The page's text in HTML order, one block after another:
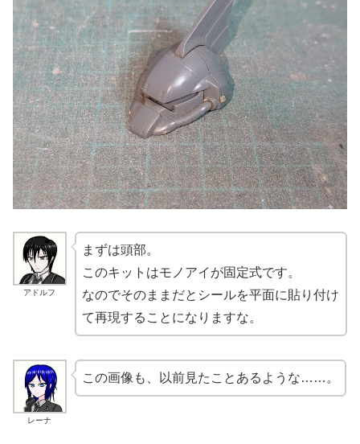
アドルフ
まずは頭部。
このキットはモノアイが固定式です。
なのでそのままだとシールを平面に貼り付け
て再現することになりますな。
レーナ
この画像も、以前見たことあるような……。